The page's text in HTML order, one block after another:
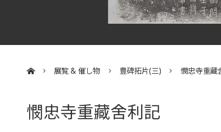
展覧 & 催し物 豊碑拓片(三) 憫忠寺重藏
憫忠寺重藏舍利記